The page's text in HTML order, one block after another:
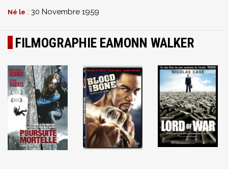
Né le : 30 Novembre 1959
FILMOGRAPHIE EAMONN WALKER